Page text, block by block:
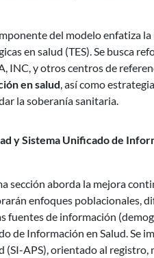
del modelo enfatiza
en salud (TES). Se busca
INC, y otros centros de
en salud , así como
la soberanía sanitaria.
y Sistema Unificado de
sección aborda la mejora
enfoques poblacionales,
fuentes de información
de Información en Salud. Se
(SI-APS), orientado al registro,